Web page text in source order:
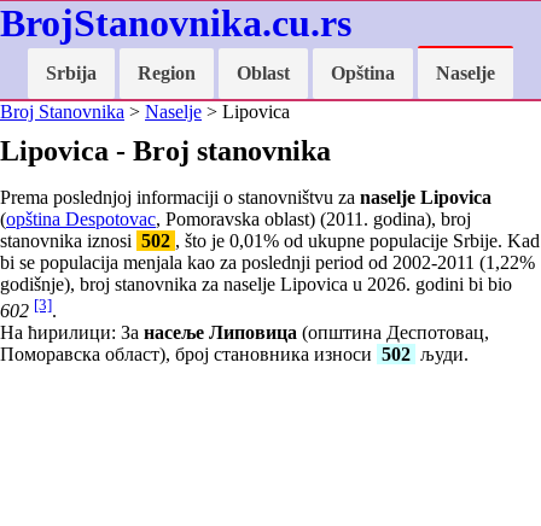
BrojStanovnika.cu.rs
Srbija Region Oblast Opština
Naselje
Broj Stanovnika > Naselje > Lipovica
Lipovica - Broj stanovnika
Prema poslednjoj informaciji o stanovništvu za naselje Lipovica
(opština Despotovac, Pomoravska oblast) (2011. godina), broj
stanovnika iznosi 502 , što je 0,01% od ukupne populacije Srbije. Kad
bi se populacija menjala kao za poslednji period od 2002-2011 (1,22%
godišnje), broj stanovnika za naselje Lipovica u 2026. godini bi bio
602 [3].
На ћирилици: За насеље Липовица (општина Деспотовац,
Поморавска област), број становника износи 502 људи.